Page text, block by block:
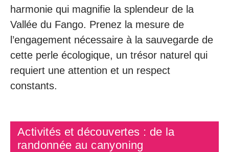
harmonie qui magnifie la splendeur de la
Vallée du Fango. Prenez la mesure de
l’engagement nécessaire à la sauvegarde de
cette perle écologique, un trésor naturel qui
requiert une attention et un respect
constants.
Activités et découvertes : de la
randonnée au canyoning